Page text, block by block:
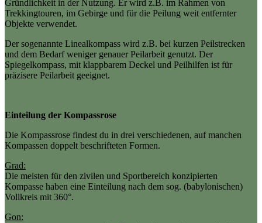
Gründlichkeit in der Nutzung. Er wird z.B. im Rahmen von
Trekkingtouren, im Gebirge und für die Peilung weit entfernter
Objekte verwendet.
Der sogenannte Linealkompass wird z.B. bei kurzen Peilstrecken
und dem Bedarf weniger genauer Peilarbeit genutzt. Der
Spiegelkompass, mit klappbarem Deckel und Peilhilfen ist für
präzisere Peilarbeit geeignet.
Einteilung der Kompassrose
Die Kompassrose findest du in drei verschiedenen, auf manchen
Kompassen doppelt beschrifteten Formen.
Grad:
Die meisten für den zivilen und Sportbereich konzipierten
Kompasse haben eine Einteilung nach dem sog. (babylonischen)
Vollkreis mit 360°.
Gon: